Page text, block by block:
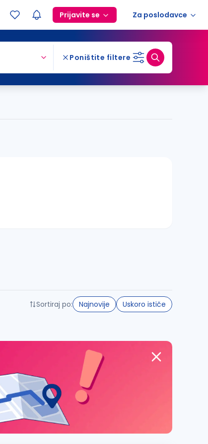
Prijavite se Za poslodavce
Poništite filtere
Sortiraj po: Najnovije Uskoro ističe